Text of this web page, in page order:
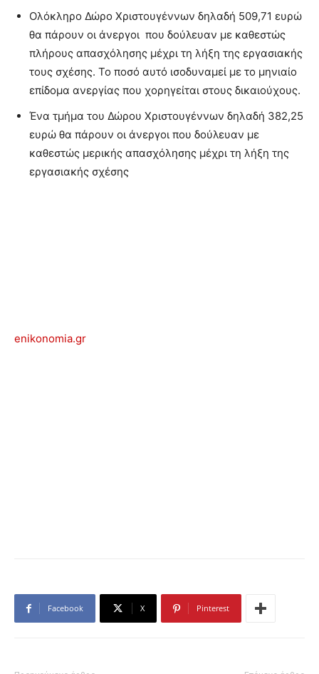
Ολόκληρο Δώρο Χριστουγέννων δηλαδή 509,71 ευρώ
θα πάρουν οι άνεργοι που δούλευαν με καθεστώς
πλήρους απασχόλησης μέχρι τη λήξη της εργασιακής
τους σχέσης. Το ποσό αυτό ισοδυναμεί με το μηνιαίο
επίδομα ανεργίας που χορηγείται στους δικαιούχους.
Ένα τμήμα του Δώρου Χριστουγέννων δηλαδή 382,25
ευρώ θα πάρουν οι άνεργοι που δούλευαν με
καθεστώς μερικής απασχόλησης μέχρι τη λήξη της
εργασιακής σχέσης
enikonomia.gr
Facebook X Pinterest